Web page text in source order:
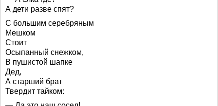
А дети разве спят?
С большим серебряным
Мешком
Стоит
Осыпанный снежком,
В пушистой шапке
Дед,
А старший брат
Твердит тайком: